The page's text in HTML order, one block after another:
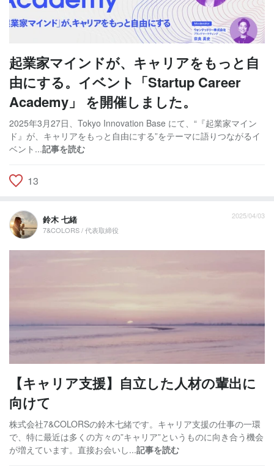
起業家マインドが、キャリアをもっと自
由にする。イベント「Startup Career
Academy」 を開催しました。
2025年3月27日、Tokyo Innovation Base にて、“『起業家マイン
ド』が、キャリアをもっと自由にする”をテーマに語りつながるイ
ベント...記事を読む
13
鈴木 七緒
7&COLORS / 代表取締役
2025/04/03
【キャリア支援】自立した人材の輩出に
向けて
株式会社7&COLORSの鈴木七緒です。キャリア支援の仕事の一環
で、特に最近は多くの方々の”キャリア”というものに向き合う機会
が増えています。直接お会いし...記事を読む